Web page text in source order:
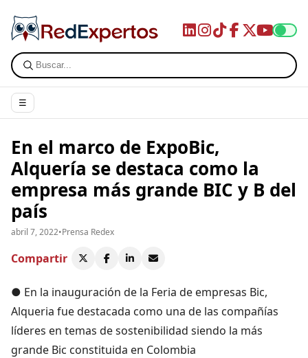
☰
En el marco de ExpoBic,
Alquería se destaca como la
empresa más grande BIC y B del
país
abril 7, 2022•Prensa Redex
Compartir
● En la inauguración de la Feria de empresas Bic,
Alqueria fue destacada como una de las compañías
líderes en temas de sostenibilidad siendo la más
grande Bic constituida en Colombia